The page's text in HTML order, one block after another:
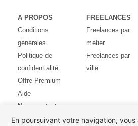
A PROPOS
Conditions
générales
Politique de
confidentialité
Offre Premium
Aide
Nous contacter
Avis des
FREELANCES
Freelances par
métier
Freelances par
ville
En poursuivant votre navigation,